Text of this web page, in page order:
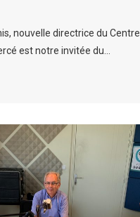
nouvelle directrice du Centre
est notre invitée du…